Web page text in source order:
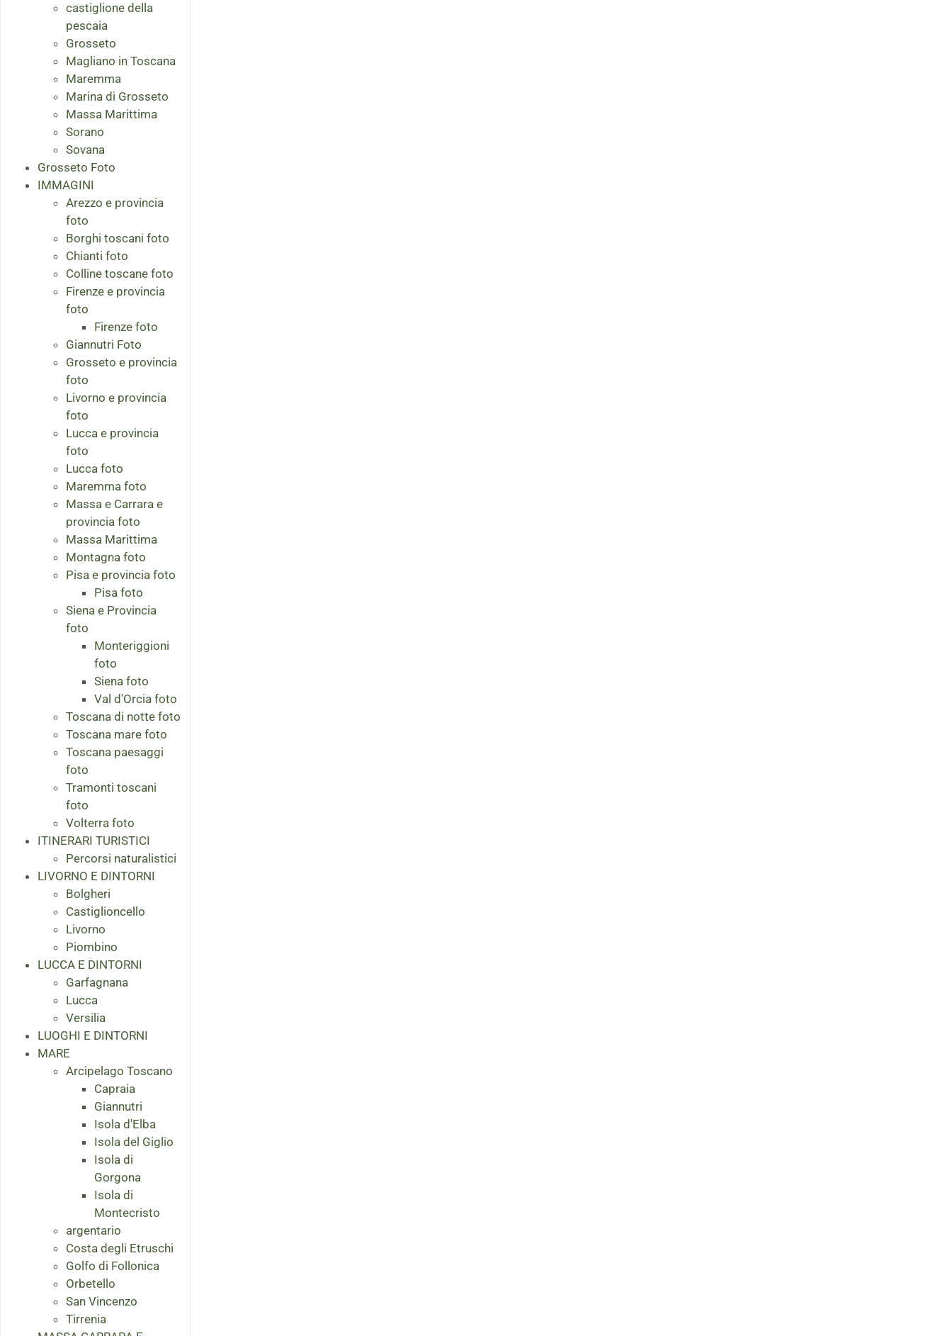
castiglione della
pescaia
Grosseto
Magliano in Toscana
Maremma
Marina di Grosseto
Massa Marittima
Sorano
Sovana
Grosseto Foto
IMMAGINI
Arezzo e provincia
foto
Borghi toscani foto
Chianti foto
Colline toscane foto
Firenze e provincia
foto
Firenze foto
Giannutri Foto
Grosseto e provincia
foto
Livorno e provincia
foto
Lucca e provincia
foto
Lucca foto
Maremma foto
Massa e Carrara e
provincia foto
Massa Marittima
Montagna foto
Pisa e provincia foto
Pisa foto
Siena e Provincia
foto
Monteriggioni
foto
Siena foto
Val d'Orcia foto
Toscana di notte foto
Toscana mare foto
Toscana paesaggi
foto
Tramonti toscani
foto
Volterra foto
ITINERARI TURISTICI
Percorsi naturalistici
LIVORNO E DINTORNI
Bolgheri
Castiglioncello
Livorno
Piombino
LUCCA E DINTORNI
Garfagnana
Lucca
Versilia
LUOGHI E DINTORNI
MARE
Arcipelago Toscano
Capraia
Giannutri
Isola d'Elba
Isola del Giglio
Isola di
Gorgona
Isola di
Montecristo
argentario
Costa degli Etruschi
Golfo di Follonica
Orbetello
San Vincenzo
Tirrenia